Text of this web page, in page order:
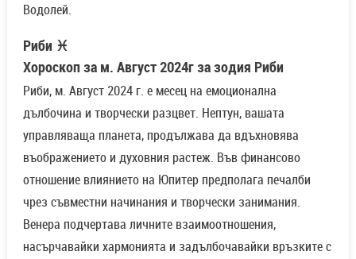
Водолей.
Риби ♓
Хороскоп за м. Август 2024г за зодия Риби
Риби, м. Август 2024 г. е месец на емоционална
дълбочина и творчески разцвет. Нептун, вашата
управляваща планета, продължава да вдъхновява
въображението и духовния растеж. Във финансово
отношение влиянието на Юпитер предполага печалби
чрез съвместни начинания и творчески занимания.
Венера подчертава личните взаимоотношения,
насърчавайки хармонията и задълбочавайки връзките с